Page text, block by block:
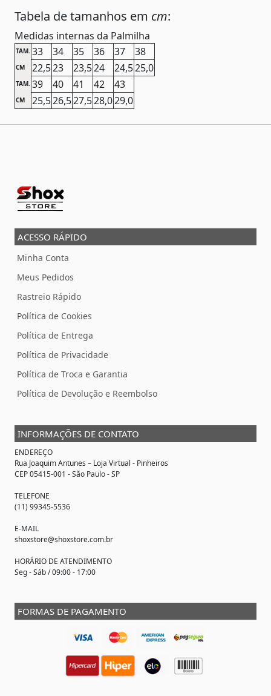
Tabela de tamanhos em cm:
Medidas internas da Palmilha
TAM. 33 34 35 36 37 38
CM 22,523 23,524 24,525,0
TAM. 39 40 41 42 43
CM 25,526,527,528,029,0
ACESSO RÁPIDO
Minha Conta
Meus Pedidos
Rastreio Rápido
Política de Cookies
Política de Entrega
Política de Privacidade
Política de Troca e Garantia
Política de Devolução e Reembolso
INFORMAÇÕES DE CONTATO
ENDEREÇO
Rua Joaquim Antunes – Loja Virtual - Pinheiros
CEP 05415-001 - São Paulo - SP
TELEFONE
(11) 99345-5536
E-MAIL
shoxstore@shoxstore.com.br
HORÁRIO DE ATENDIMENTO
Seg - Sáb / 09:00 - 17:00
FORMAS DE PAGAMENTO